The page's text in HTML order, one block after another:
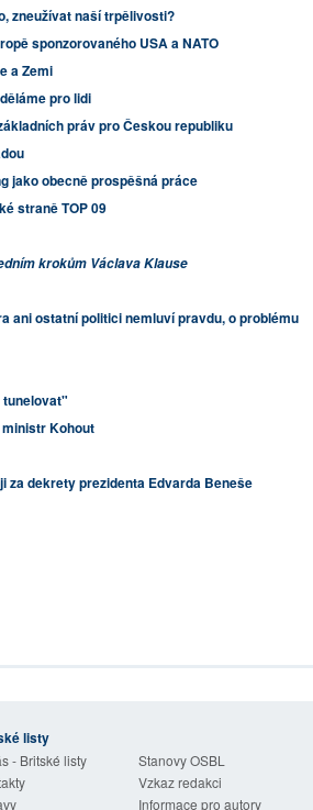
zneužívat naší trpělivosti?
sponzorovaného USA a NATO
a Zemi
pro lidi
práv pro Českou republiku
jako obecně prospěšná práce
straně TOP 09
krokům Václava Klause
ani ostatní politici nemluví pravdu, o problému
tunelovat"
Kohout
za dekrety prezidenta Edvarda Beneše
listy
- Britské listy
Stanovy OSBL
Vzkaz redakci
Informace pro autory